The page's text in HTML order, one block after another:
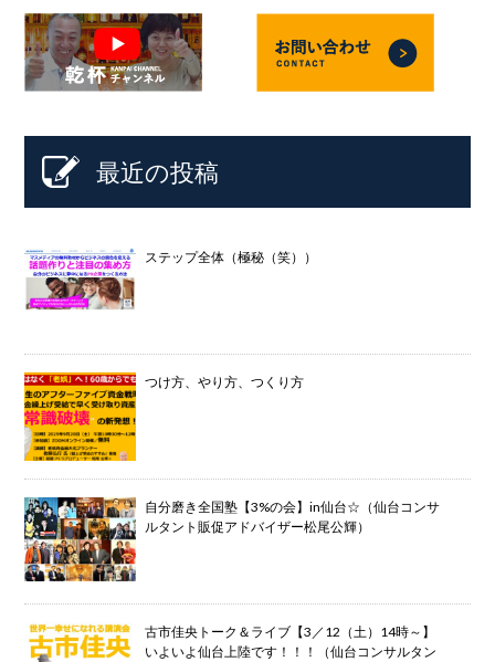
最近の投稿
ステップ全体（極秘（笑））
つけ方、やり方、つくり方
自分磨き全国塾【3%の会】in仙台☆（仙台コンサ
ルタント販促アドバイザー松尾公輝）
古市佳央トーク＆ライブ【3／12（土）14時～】
いよいよ仙台上陸です！！！（仙台コンサルタン